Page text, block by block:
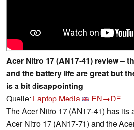
Acer Nitro 17 (AN17-41) review –
and the battery life are great but
is a bit disappointing
Quelle: Laptop Media
EN→DE
The Acer Nitro 17 (AN17-41) has its
Acer Nitro 17 (AN17-71) and the